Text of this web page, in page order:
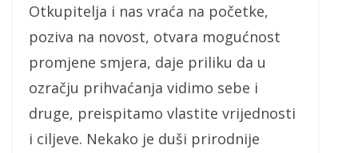
Otkupitelja i nas vraća na početke,
poziva na novost, otvara mogućnost
promjene smjera, daje priliku da u
ozračju prihvaćanja vidimo sebe i
druge, preispitamo vlastite vrijednosti
i ciljeve. Nekako je duši prirodnije